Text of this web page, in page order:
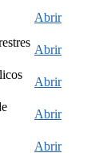
Abrir
Abrir
Abrir
Abrir
Abrir